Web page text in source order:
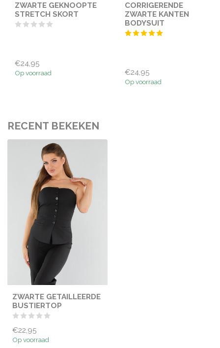
ZWARTE GEKNOOPTE
STRETCH SKORT
€24,95
Op voorraad
CORRIGERENDE
ZWARTE KANTEN
BODYSUIT
€24,95
Op voorraad
RECENT BEKEKEN
ZWARTE GETAILLEERDE
BUSTIERTOP
€22,95
Op voorraad